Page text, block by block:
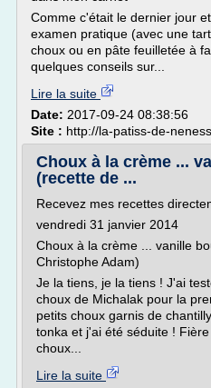
Comme c'était le dernier jour
examen pratique (avec une
choux ou en pâte feuilletée à
quelques conseils sur...
Lire la suite
Date: 2017-09-24 08:38:56
Site : http://la-patiss-de-
Choux à la crème ...
(recette de ...
Recevez mes recettes
vendredi 31 janvier 2014
Choux à la crème ... vanille
Christophe Adam)
Je la tiens, je la tiens ! J'ai
choux de Michalak pour la
petits choux garnis de
tonka et j'ai été séduite !
choux...
Lire la suite